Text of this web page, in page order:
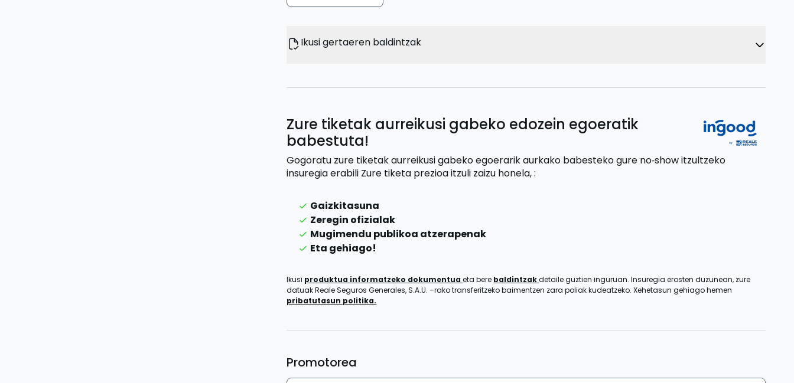
Ikusi gertaeren baldintzak
Zure tiketak aurreikusi gabeko edozein egoeratik
babestuta!
Gogoratu zure tiketak aurreikusi gabeko egoerarik aurkako babesteko gure no‑show itzultzeko
insuregia erabili Zure tiketa prezioa itzuli zaizu honela,:
Gaizkitasuna
Zeregin ofizialak
Mugimendu publikoa atzerapenak
Eta gehiago!
Ikusi produktua informatzeko dokumentuaeta bere baldintzakdetaile guztien inguruan. Insuregia erosten duzunean, zure
datuak Reale Seguros Generales, S.A.U. –rako transferitzeko baimentzen zara poliak kudeatzeko. Xehetasun gehiago hemen
pribatutasun politika.
Promotorea